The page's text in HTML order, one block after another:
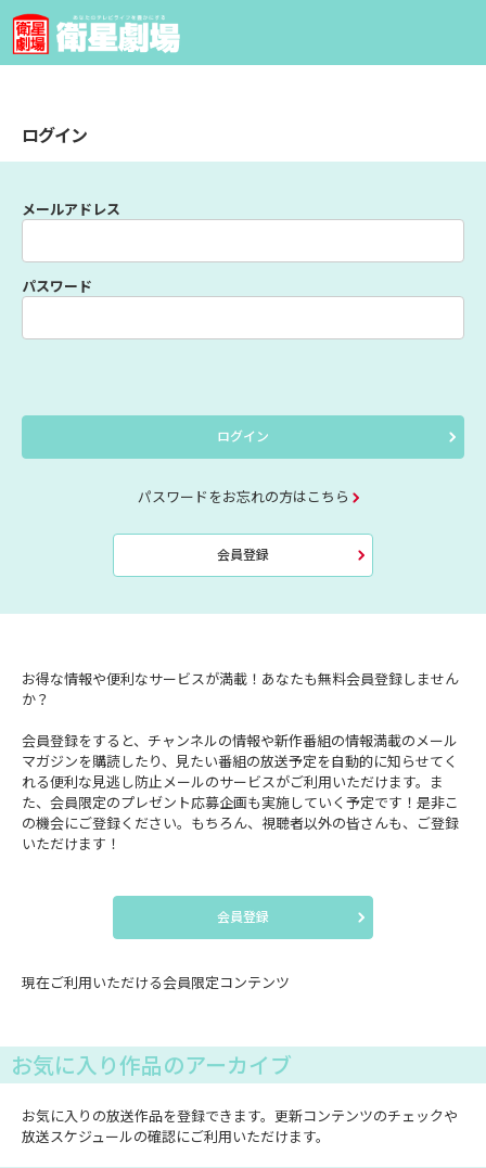
ログイン
メールアドレス
パスワード
ログイン
パスワードをお忘れの方はこちら
会員登録
お得な情報や便利なサービスが満載！あなたも無料会員登録しません
か？
会員登録をすると、チャンネルの情報や新作番組の情報満載のメール
マガジンを購読したり、見たい番組の放送予定を自動的に知らせてく
れる便利な見逃し防止メールのサービスがご利用いただけます。ま
た、会員限定のプレゼント応募企画も実施していく予定です！是非こ
の機会にご登録ください。もちろん、視聴者以外の皆さんも、ご登録
いただけます！
会員登録
現在ご利用いただける会員限定コンテンツ
お気に入り作品のアーカイブ
お気に入りの放送作品を登録できます。更新コンテンツのチェックや
放送スケジュールの確認にご利用いただけます。